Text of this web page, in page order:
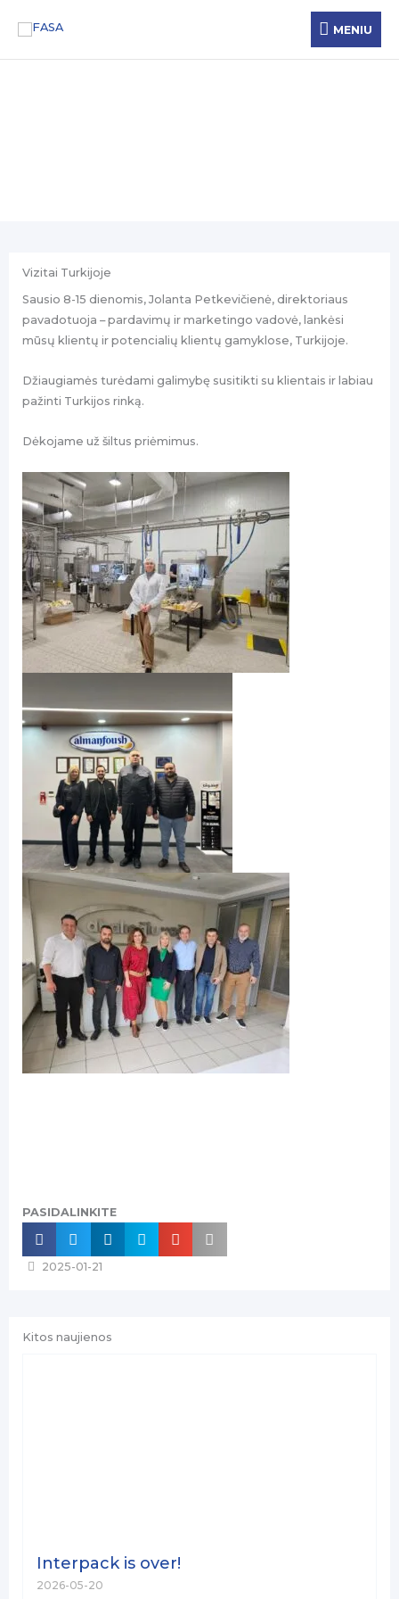
MENIU
MENIU
Vizitai Turkijoje
Sausio 8-15 dienomis, Jolanta Petkevičienė, direktoriaus
pavadotuoja – pardavimų ir marketingo vadovė, lankėsi
mūsų klientų ir potencialių klientų gamyklose, Turkijoje.
Džiaugiamės turėdami galimybę susitikti su klientais ir labiau
pažinti Turkijos rinką.
Dėkojame už šiltus priėmimus.
PASIDALINKITE
2025-01-21
Kitos naujienos
Interpack is over!
2026-05-20